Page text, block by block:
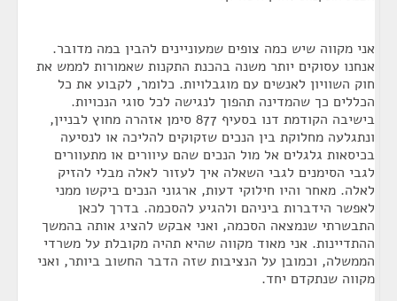
אני מקווה שיש כמה צופים שמעוניינים להבין במה מדובר.
אנחנו עסוקים יותר משנה בהכנת התקנות שאמורות לממש את
חוק השוויון לאנשים עם מוגבלויות. כלומר, לקבוע את כל
הכללים כך שהמדינה תהפוך לנגישה לכל סוגי הנכויות.
בישיבה הקודמת דנו בסעיף 877 סימן אזהרה מחוץ לבניין,
ונתגלעה מחלוקת בין הנכים שזקוקים להליכה או לנסיעה
בכיסאות גלגלים אל מול הנכים שהם עיוורים או מתעוורים
לגבי הסימנים לגבי השאלה איך לעזור לאלה מבלי להזיק
לאלה. מאחר והיו חילוקי דעות, ארגוני הנכים ביקשו ממני
לאפשר הידברות ביניהם ולהגיע להסכמה. בדרך לכאן
התבשרתי שנמצאה הסכמה, ואני אבקש להציג אותה בהמשך
ההתדיינות. אני מאוד מקווה שהיא תהיה מקובלת על משרדי
הממשלה, וכמובן על הנציבות שזה הדבר החשוב ביותר, ואני
מקווה שנתקדם יחד.